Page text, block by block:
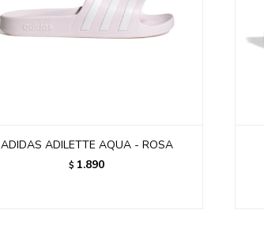
ADIDAS ADILETTE AQUA - ROSA
$ 1.890